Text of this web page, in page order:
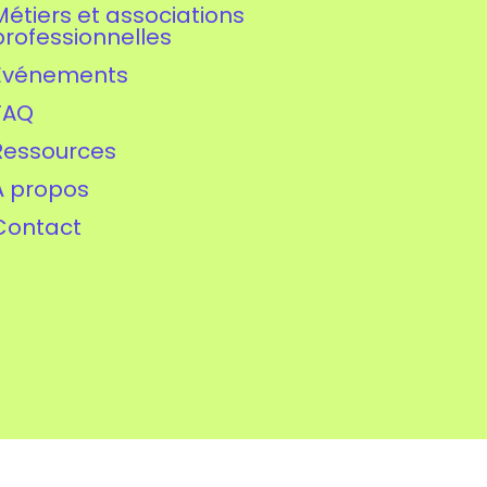
et associations
propos